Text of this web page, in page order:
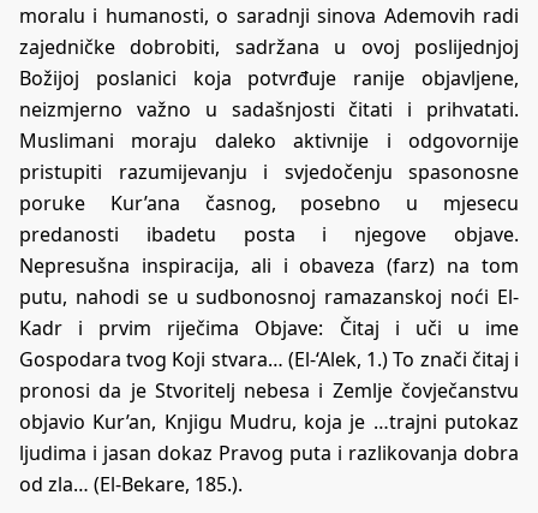
moralu i humanosti, o saradnji sinova Ademovih radi
zajedničke dobrobiti, sadržana u ovoj poslijednjoj
Božijoj poslanici koja potvrđuje ranije objavljene,
neizmjerno važno u sadašnjosti čitati i prihvatati.
Muslimani moraju daleko aktivnije i odgovornije
pristupiti razumijevanju i svjedočenju spasonosne
poruke Kur’ana časnog, posebno u mjesecu
predanosti ibadetu posta i njegove objave.
Nepresušna inspiracija, ali i obaveza (farz) na tom
putu, nahodi se u sudbonosnoj ramazanskoj noći El-
Kadr i prvim riječima Objave: Čitaj i uči u ime
Gospodara tvog Koji stvara… (El-‘Alek, 1.) To znači čitaj i
pronosi da je Stvoritelj nebesa i Zemlje čovječanstvu
objavio Kur’an, Knjigu Mudru, koja je …trajni putokaz
ljudima i jasan dokaz Pravog puta i razlikovanja dobra
od zla… (El-Bekare, 185.).